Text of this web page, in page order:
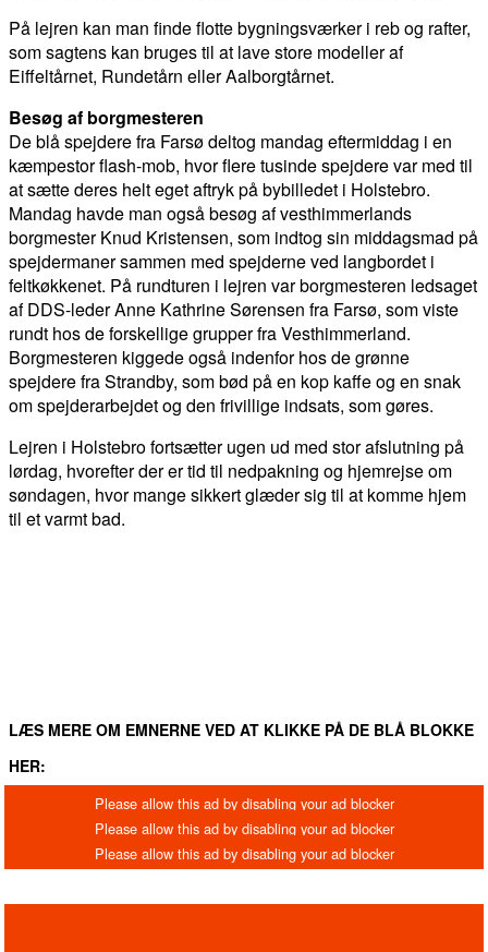
På lejren kan man finde flotte bygningsværker i reb og rafter,
som sagtens kan bruges til at lave store modeller af
Eiffeltårnet, Rundetårn eller Aalborgtårnet.
Besøg af borgmesteren
De blå spejdere fra Farsø deltog mandag eftermiddag i en
kæmpestor flash-mob, hvor flere tusinde spejdere var med til
at sætte deres helt eget aftryk på bybilledet i Holstebro.
Mandag havde man også besøg af vesthimmerlands
borgmester Knud Kristensen, som indtog sin middagsmad på
spejdermaner sammen med spejderne ved langbordet i
feltkøkkenet. På rundturen i lejren var borgmesteren ledsaget
af DDS-leder Anne Kathrine Sørensen fra Farsø, som viste
rundt hos de forskellige grupper fra Vesthimmerland.
Borgmesteren kiggede også indenfor hos de grønne
spejdere fra Strandby, som bød på en kop kaffe og en snak
om spejderarbejdet og den frivillige indsats, som gøres.
Lejren i Holstebro fortsætter ugen ud med stor afslutning på
lørdag, hvorefter der er tid til nedpakning og hjemrejse om
søndagen, hvor mange sikkert glæder sig til at komme hjem
til et varmt bad.
LÆS MERE OM EMNERNE VED AT KLIKKE PÅ DE BLÅ BLOKKE
HER: